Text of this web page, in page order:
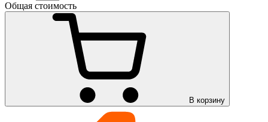
Общая стоимость
В корзину